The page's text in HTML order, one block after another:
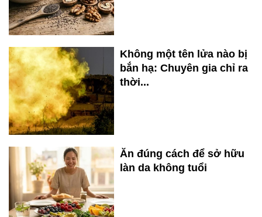
Không một tên lửa nào bị
bắn hạ: Chuyên gia chỉ ra
thời...
Ăn đúng cách để sở hữu
làn da không tuổi